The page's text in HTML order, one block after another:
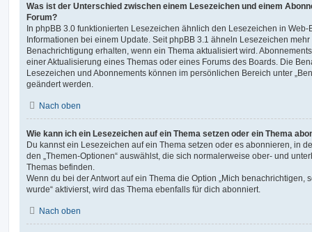
Was ist der Unterschied zwischen einem Lesezeichen und einem
Forum?
In phpBB 3.0 funktionierten Lesezeichen ähnlich den Lesezeichen in
Informationen bei einem Update. Seit phpBB 3.1 ähneln Lesezeichen
Benachrichtigung erhalten, wenn ein Thema aktualisiert wird.
einer Aktualisierung eines Themas oder eines Forums des Boards. Die
Lesezeichen und Abonnements können im persönlichen Bereich unter
geändert werden.
Nach oben
Wie kann ich ein Lesezeichen auf ein Thema setzen oder ein Thema
Du kannst ein Lesezeichen auf ein Thema setzen oder es abonnieren, in
den „Themen-Optionen“ auswählst, die sich normalerweise ober- und
Themas befinden.
Wenn du bei der Antwort auf ein Thema die Option „Mich benachrichtigen,
wurde“ aktivierst, wird das Thema ebenfalls für dich abonniert.
Nach oben